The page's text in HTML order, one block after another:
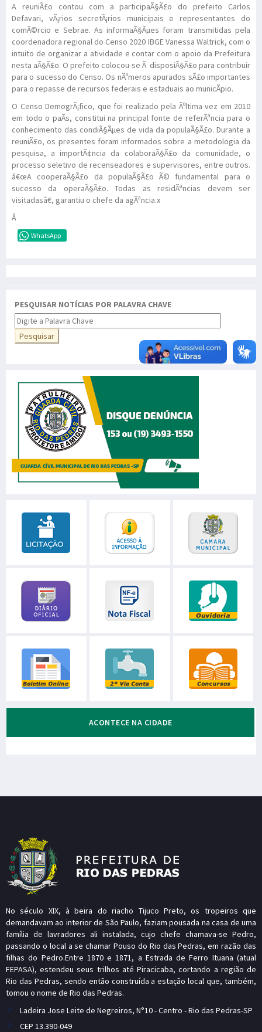
A reuniÃ£o contou com a participaÃ§Ã£o do prefeito Carlos
Defavari, vÃ¡rios secretÃ¡rios municipais e representantes do
comÃ©rcio e Sebrae. As informaÃ§Ãµes foram transmitidas pela
coordenadora regional do Censo 2020 IBGE Vanessa Waltrick, com o
intuito de organizar a atividade e contar com o apoio da Prefeitura
nesta aÃ§Ã£o. O prefeito colocou-se Ã disposiÃ§Ã£o para contribuir
para o sucesso do Censo. Os nÃºmeros apurados sÃ£o importantes
para o repasse de recursos federais e estaduais ao municÃ­pio.
O Censo DemogrÃ¡fico, que foi realizado pela Ãºltima vez em 2010
em todo o paÃ­s, constitui na principal fonte de referÃªncia para o
conhecimento das condiÃ§Ãµes de vida da populaÃ§Ã£o. Durante a
reuniÃ£o, os presentes foram informados sobre a metodologia da
pesquisa, a importÃ¢ncia da colaboraÃ§Ã£o da comunidade, o
processo seletivo de recenseadores e supervisores, entre outros.
â€œA cooperaÃ§Ã£o da populaÃ§Ã£o Ã© fundamental para o
sucesso da operaÃ§Ã£o. Todas as residÃªncias devem ser
visitadasâ€, garantiu o chefe da agÃªncia.x
Â
WhatsApp
PESQUISAR NOTÍCIAS POR PALAVRA CHAVE
ACONTECE NA CIDADE
No século XIX, à beira do riacho Tijuco Preto, os tropeiros que
demandavam ao interior de São Paulo, faziam pousada na casa de uma
família de lavradores ali instalada, cujo chefe chamava-se Pedro,
passando o local a se chamar Pouso do Rio das Pedras, em razão das
filhas do Pedro.Entre 1870 e 1871, a Estrada de Ferro Ituana (atual
FEPASA), estendeu seus trilhos até Piracicaba, cortando a região de
Rio das Pedras, sendo então construída a estação local que, também,
tomou o nome de Rio das Pedras.
Ladeira Jose Leite de Negreiros, N°10 - Centro - Rio das Pedras-SP
CEP 13.390-049